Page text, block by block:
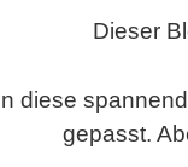
Dieser
diese
gepasst.